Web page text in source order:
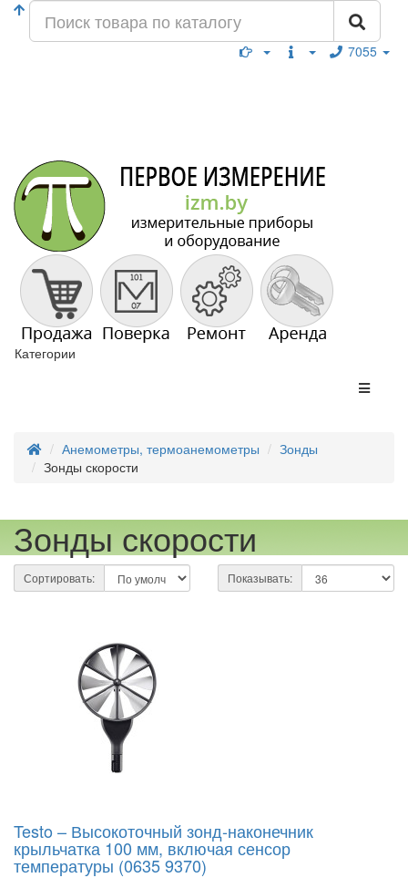
7055
Категории
Анемометры, термоанемометры
Зонды
Зонды скорости
Зонды скорости
Сортировать: Показывать:
Testo – Высокоточный зонд-наконечник
крыльчатка 100 мм, включая сенсор
температуры (0635 9370)